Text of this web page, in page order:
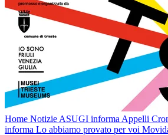
Home Notizie ASUGI informa Appelli
informa Lo abbiamo provato per voi